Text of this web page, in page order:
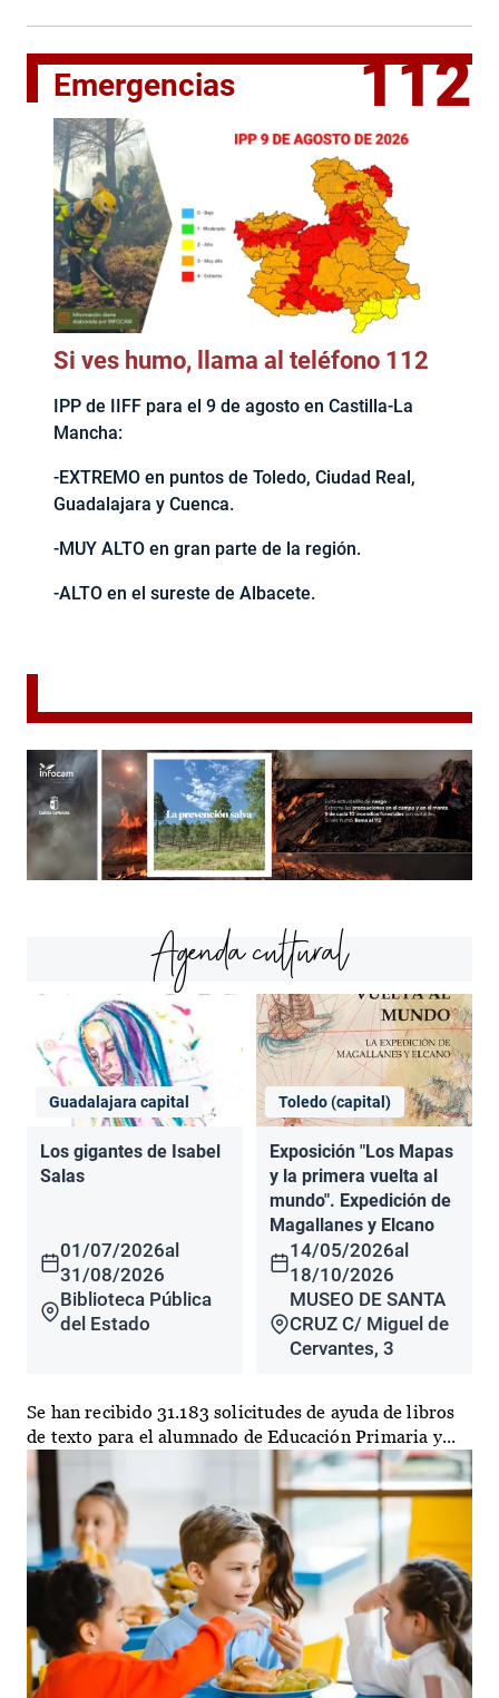
Emergencias 112
Si ves humo, llama al teléfono 112
IPP de IIFF para el 9 de agosto en Castilla-La
Mancha:
-EXTREMO en puntos de Toledo, Ciudad Real,
Guadalajara y Cuenca.
-MUY ALTO en gran parte de la región.
-ALTO en el sureste de Albacete.
Agenda cultural
Guadalajara capital
Los gigantes de Isabel
Salas
01/07/2026al
31/08/2026
Biblioteca Pública
del Estado
Toledo (capital)
Exposición "Los Mapas
y la primera vuelta al
mundo". Expedición de
Magallanes y Elcano
14/05/2026al
18/10/2026
MUSEO DE SANTA
CRUZ C/ Miguel de
Cervantes, 3
Se han recibido 31.183 solicitudes de ayuda de libros
de texto para el alumnado de Educación Primaria y...